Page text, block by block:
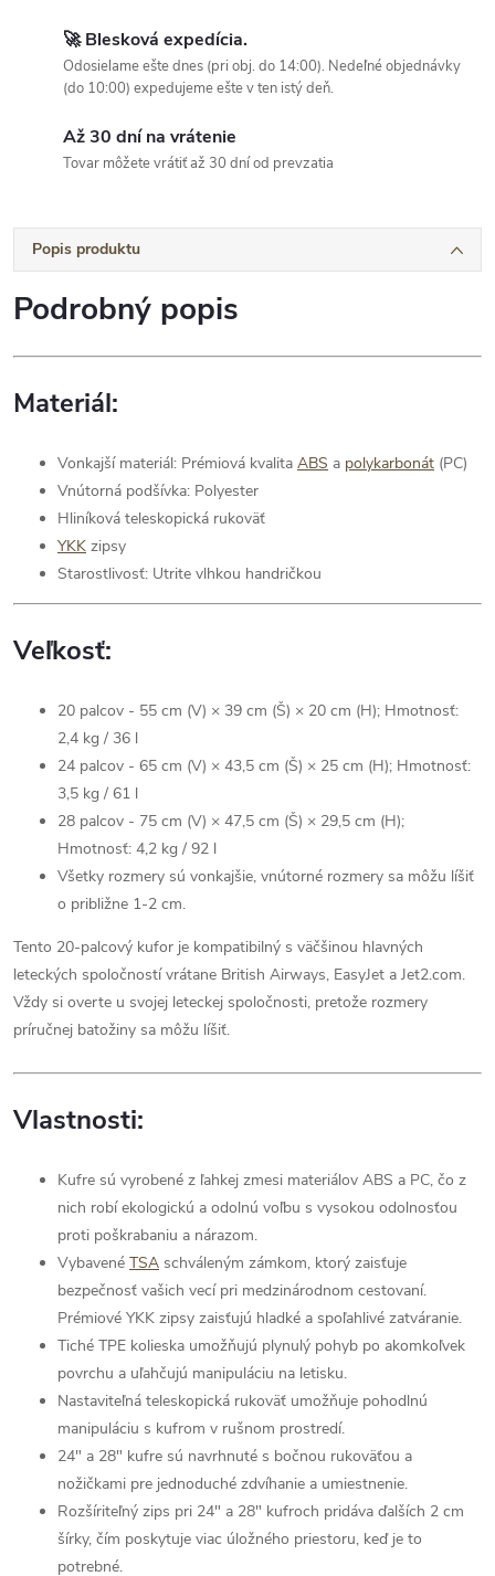
🚀 Blesková expedícia.
Odosielame ešte dnes (pri obj. do 14:00). Nedeľné objednávky
(do 10:00) expedujeme ešte v ten istý deň.
Až 30 dní na vrátenie
Tovar môžete vrátiť až 30 dní od prevzatia
Popis produktu
Podrobný popis
Materiál:
Vonkajší materiál: Prémiová kvalita ABS a polykarbonát (PC)
Vnútorná podšívka: Polyester
Hliníková teleskopická rukoväť
YKK zipsy
Starostlivosť: Utrite vlhkou handričkou
Veľkosť:
20 palcov - 55 cm (V) × 39 cm (Š) × 20 cm (H); Hmotnosť:
2,4 kg / 36 l
24 palcov - 65 cm (V) × 43,5 cm (Š) × 25 cm (H); Hmotnosť:
3,5 kg / 61 l
28 palcov - 75 cm (V) × 47,5 cm (Š) × 29,5 cm (H);
Hmotnosť: 4,2 kg / 92 l
Všetky rozmery sú vonkajšie, vnútorné rozmery sa môžu líšiť
o približne 1-2 cm.
Tento 20-palcový kufor je kompatibilný s väčšinou hlavných
leteckých spoločností vrátane British Airways, EasyJet a Jet2.com.
Vždy si overte u svojej leteckej spoločnosti, pretože rozmery
príručnej batožiny sa môžu líšiť.
Vlastnosti:
Kufre sú vyrobené z ľahkej zmesi materiálov ABS a PC, čo z
nich robí ekologickú a odolnú voľbu s vysokou odolnosťou
proti poškrabaniu a nárazom.
Vybavené TSA schváleným zámkom, ktorý zaisťuje
bezpečnosť vašich vecí pri medzinárodnom cestovaní.
Prémiové YKK zipsy zaisťujú hladké a spoľahlivé zatváranie.
Tiché TPE kolieska umožňujú plynulý pohyb po akomkoľvek
povrchu a uľahčujú manipuláciu na letisku.
Nastaviteľná teleskopická rukoväť umožňuje pohodlnú
manipuláciu s kufrom v rušnom prostredí.
24" a 28" kufre sú navrhnuté s bočnou rukoväťou a
nožičkami pre jednoduché zdvíhanie a umiestnenie.
Rozšíriteľný zips pri 24" a 28" kufroch pridáva ďalších 2 cm
šírky, čím poskytuje viac úložného priestoru, keď je to
potrebné.